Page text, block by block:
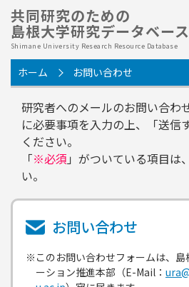
共同研究のための
島根大学研究データベース
Shimane University Research Resource Database
ホーム お問い合わせ
研究者へのメールのお問い合わ
に必要事項を入力の上、「送信
ください。
「※必須 」がついている項目は
い。
お問い合わせ
※このお問い合わせフォームは、島
ーション推進本部（E-Mail：